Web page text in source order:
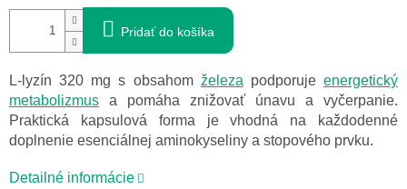
Pridať do košíka
L-lyzín 320 mg s obsahom železa podporujeenergetický
metabolizmus a pomáha znižovať únavu a vyčerpanie.
Praktická kapsulová forma je vhodná na každodenné
doplnenie esenciálnej aminokyseliny a stopového prvku.
Detailné informácie